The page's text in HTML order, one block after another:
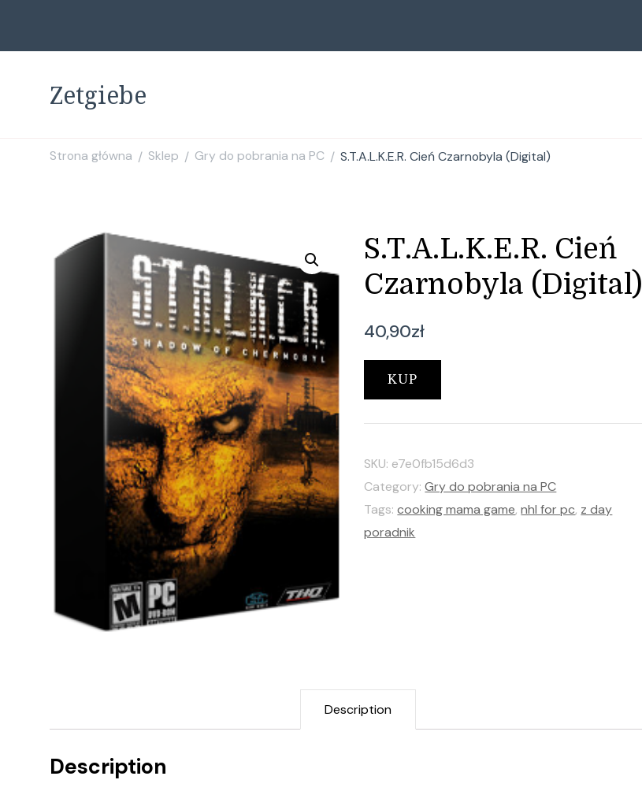
Zetgiebe
Strona główna / Sklep / Gry do pobrania na PC / S.T.A.L.K.E.R. Cień Czarnobyla (Digital)
S.T.A.L.K.E.R. Cień
Czarnobyla (Digital)
40,90zł
KUP
SKU: e7e0fb15d6d3
Category:Gry do pobrania na PC
Tags:cooking mama game,nhl for pc, z day
poradnik
Description
Description